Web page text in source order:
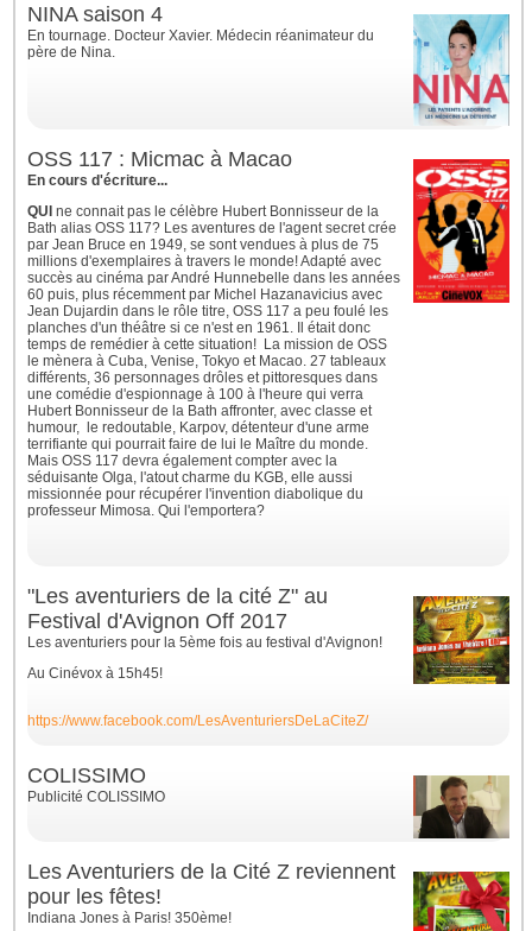
NINA saison 4
En tournage. Docteur Xavier. Médecin réanimateur du
père de Nina.
OSS 117 : Micmac à Macao
En cours d'écriture...
QUIne connait pas le célèbre Hubert Bonnisseur de la
Bath alias OSS 117? Les aventures de l'agent secret crée
par Jean Bruce en 1949, se sont vendues à plus de 75
millions d'exemplaires à travers le monde! Adapté avec
succès au cinéma par André Hunnebelle dans les années
60 puis, plus récemment par Michel Hazanavicius avec
Jean Dujardin dans le rôle titre, OSS 117 a peu foulé les
planches d'un théâtre si ce n'est en 1961. Il était donc
temps de remédier à cette situation! La mission de OSS
le mènera à Cuba, Venise, Tokyo et Macao. 27 tableaux
différents, 36 personnages drôles et pittoresques dans
une comédie d'espionnage à 100 à l'heure qui verra
Hubert Bonnisseur de la Bath affronter, avec classe et
humour, le redoutable, Karpov, détenteur d'une arme
terrifiante qui pourrait faire de lui le Maître du monde.
Mais OSS 117 devra également compter avec la
séduisante Olga, l'atout charme du KGB, elle aussi
missionnée pour récupérer l'invention diabolique du
professeur Mimosa. Qui l'emportera?
"Les aventuriers de la cité Z" au
Festival d'Avignon Off 2017
Les aventuriers pour la 5ème fois au festival d'Avignon!
Au Cinévox à 15h45!
https://www.facebook.com/LesAventuriersDeLaCiteZ/
COLISSIMO
Publicité COLISSIMO
Les Aventuriers de la Cité Z reviennent
pour les fêtes!
Indiana Jones à Paris! 350ème!